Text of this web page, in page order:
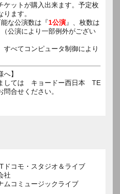
ケットが購入出来ます。予定枚
ます。
な公演数は『1公演』、枚数は
公演により一部例外がござい
すべてコンピュータ制御により
】
しては キョードー西日本 TE
合せください。
ドコモ・スタジオ＆ライブ
社
ムコミュージックライブ